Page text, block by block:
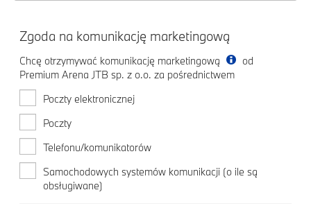
Zgoda na komunikację marketingową
Chcę otrzymywać komunikację marketingową
od
Premium Arena JTB sp. z o.o. za pośrednictwem
Poczty elektronicznej
Poczty
Telefonu/komunikatorów
Samochodowych systemów komunikacji (o ile są
obsługiwane)